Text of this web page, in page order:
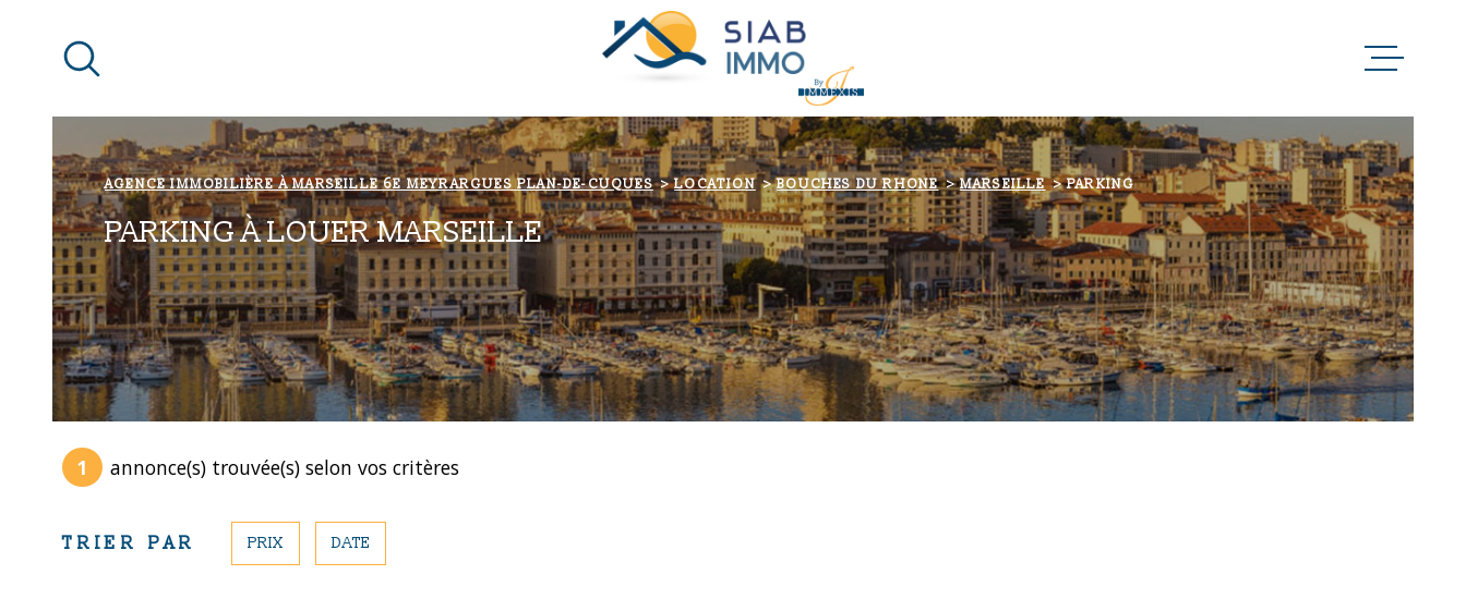
contenu
ACCUEIL
QUI SOMMES-NOUS
NOTRE RAISON
NOS MÉTIERS
NOS PARTENAIRES
NOS ACTUALITÉS
AGENCE IMMOBILIÈRE À MARSEILLE 6E MEYRARGUES PLAN-DE-CUQUES LOCATION BOUCHES DU RHONE MARSEILLE PARKING
PARKING À LOUER MARSEILLE
1 annonce(s) trouvée(s) selon vos critères
TRIER PAR PRIX DATE